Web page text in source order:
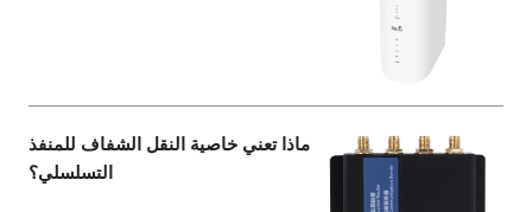
ماذا تعني خاصية النقل الشفاف للمنفذ
التسلسلي؟